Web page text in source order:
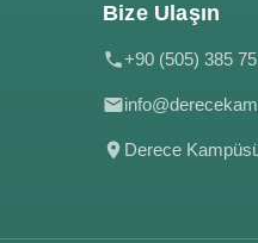
Bize Ulaşın
+90 (505) 385
Derece